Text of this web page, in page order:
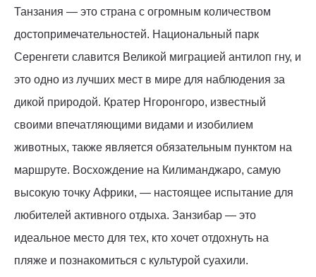
Танзания — это страна с огромным количеством
достопримечательностей. Национальный парк
Серенгети славится Великой миграцией антилоп гну, и
это одно из лучших мест в мире для наблюдения за
дикой природой. Кратер Нгоронгоро, известный
своими впечатляющими видами и изобилием
животных, также является обязательным пунктом на
маршруте. Восхождение на Килиманджаро, самую
высокую точку Африки, — настоящее испытание для
любителей активного отдыха. Занзибар — это
идеальное место для тех, кто хочет отдохнуть на
пляже и познакомиться с культурой суахили.